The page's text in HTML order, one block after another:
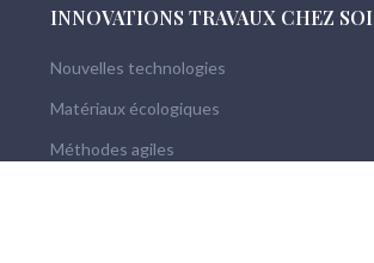
INNOVATIONS TRAVAUX CHEZ SOI
Nouvelles technologies
Matériaux écologiques
Méthodes agiles